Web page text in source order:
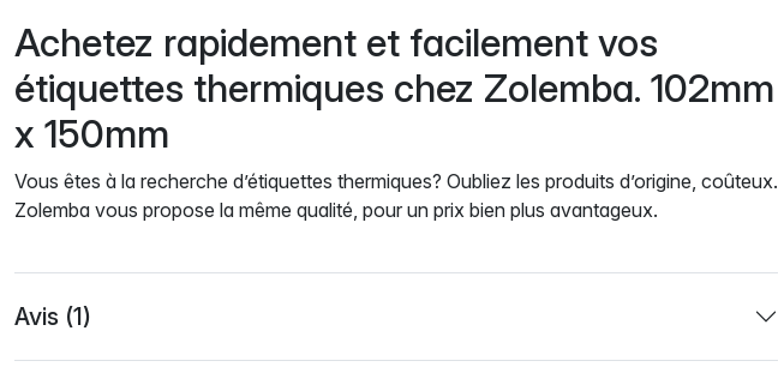
Achetez rapidement et facilement vos
étiquettes thermiques chez Zolemba. 102mm
x 150mm
Vous êtes à la recherche d’étiquettes thermiques? Oubliez les produits d’origine, coûteux.
Zolemba vous propose la même qualité, pour un prix bien plus avantageux.
Avis (1)